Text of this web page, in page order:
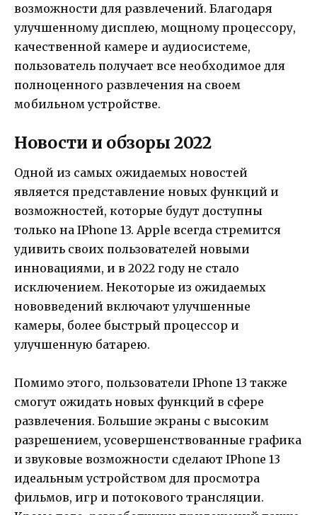
возможности для развлечений. Благодаря
улучшенному дисплею, мощному процессору,
качественной камере и аудиосистеме,
пользователь получает все необходимое для
полноценного развлечения на своем
мобильном устройстве.
Новости и обзоры 2022
Одной из самых ожидаемых новостей
является представление новых функций и
возможностей, которые будут доступны
только на IPhone 13. Apple всегда стремится
удивить своих пользователей новыми
инновациями, и в 2022 году не стало
исключением. Некоторые из ожидаемых
нововведений включают улучшенные
камеры, более быстрый процессор и
улучшенную батарею.
Помимо этого, пользователи IPhone 13 также
смогут ожидать новых функций в сфере
развлечения. Большие экраны с высоким
разрешением, усовершенствованные графика
и звуковые возможности сделают IPhone 13
идеальным устройством для просмотра
фильмов, игр и потокового трансляции.